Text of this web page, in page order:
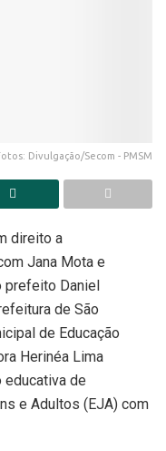
Divulgação/Secom - PMSM
direito a
Jana Mota e
prefeito Daniel
de São
de Educação
Herinéa Lima
educativa de
e Adultos (EJA) com